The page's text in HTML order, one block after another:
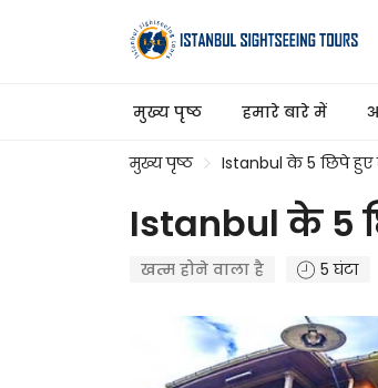
मुख्य पृष्ठ हमारे बारे में
मुख्य पृष्ठ Istanbul के 5 छिपे
Istanbul के 5
खत्म होने वाला है 5 घंटा